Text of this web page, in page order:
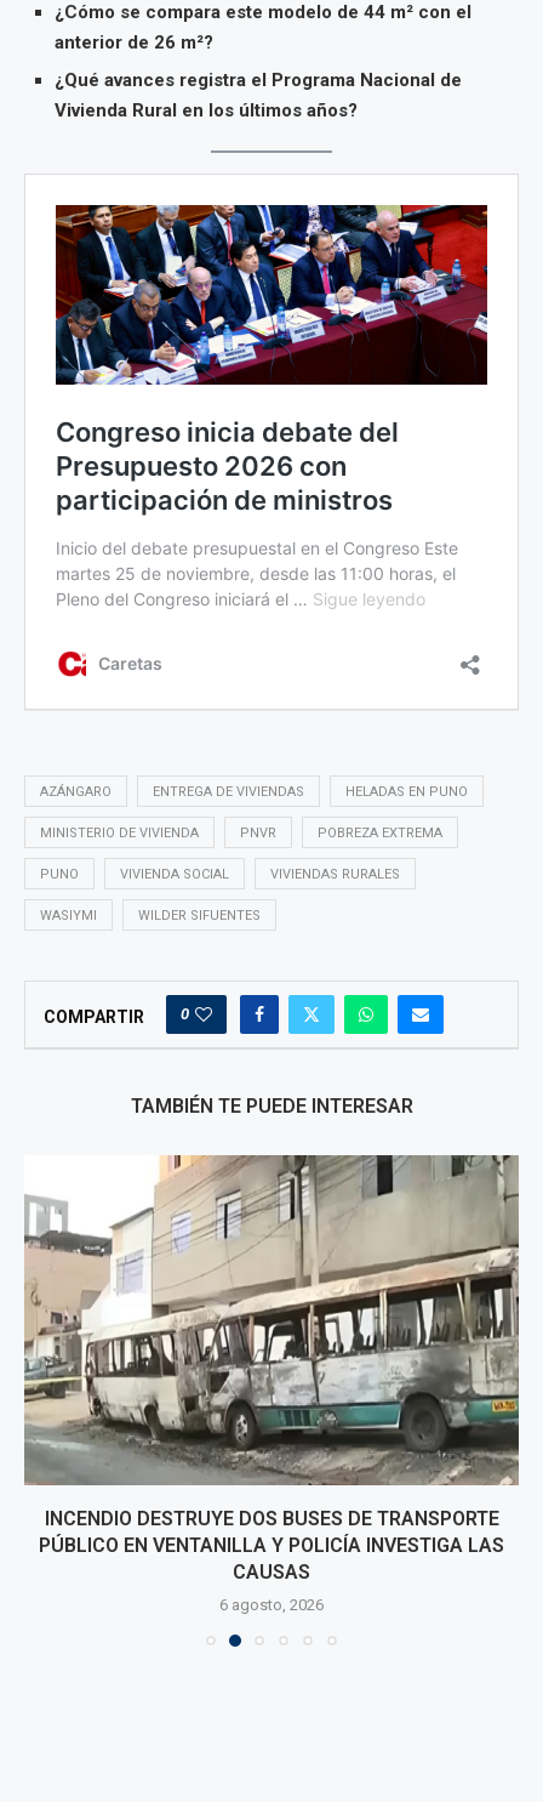
¿Cómo se compara este modelo de 44 m² con el
anterior de 26 m²?
¿Qué avances registra el Programa Nacional de
Vivienda Rural en los últimos años?
AZÁNGARO ENTREGA DE VIVIENDAS HELADAS EN PUNO
MINISTERIO DE VIVIENDA PNVR POBREZA EXTREMA
PUNO VIVIENDA SOCIAL VIVIENDAS RURALES
WASIYMI WILDER SIFUENTES
COMPARTIR 0
TAMBIÉN TE PUEDE INTERESAR
INCENDIO DESTRUYE DOS BUSES DE TRANSPORTE
PÚBLICO EN VENTANILLA Y POLICÍA INVESTIGA LAS
CAUSAS
6 agosto, 2026